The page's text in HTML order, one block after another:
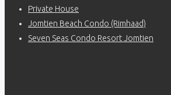
Private House
Jomtien Beach Condo (Rimhaad)
Seven Seas Condo Resort Jomtien